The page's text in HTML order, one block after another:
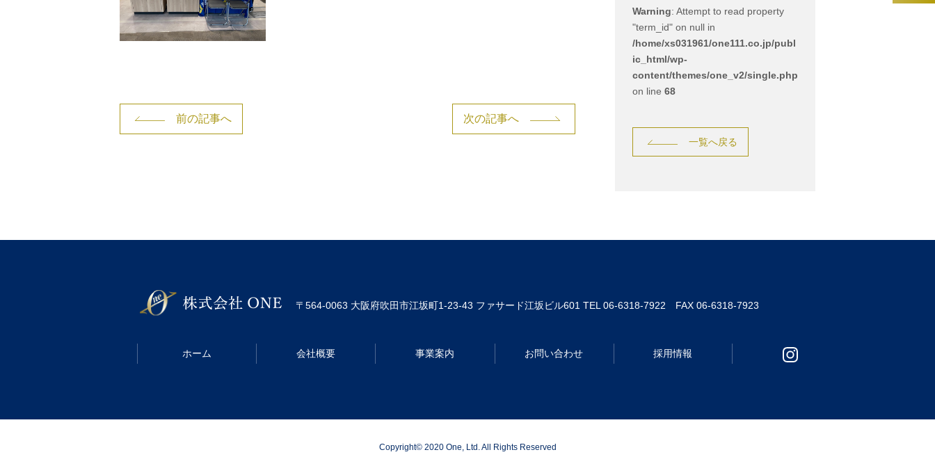
前の記事へ 次の記事へ
Warning: Attempt to read property
"term_id" on null in
/home/xs031961/one111.co.jp/publ
ic_html/wp-
content/themes/one_v2/single.php
on line 68
一覧へ戻る
〒564-0063 大阪府吹田市江坂町1-23-43 ファサード江坂ビル601 TEL 06-6318-7922 FAX 06-6318-7923
ホーム 会社概要 事業案内 お問い合わせ 採用情報
Copyright© 2020 One, Ltd. All Rights Reserved